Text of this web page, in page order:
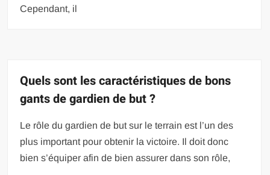
Cependant, il
Quels sont les caractéristiques de bons
gants de gardien de but ?
Le rôle du gardien de but sur le terrain est l’un des
plus important pour obtenir la victoire. Il doit donc
bien s’équiper afin de bien assurer dans son rôle,